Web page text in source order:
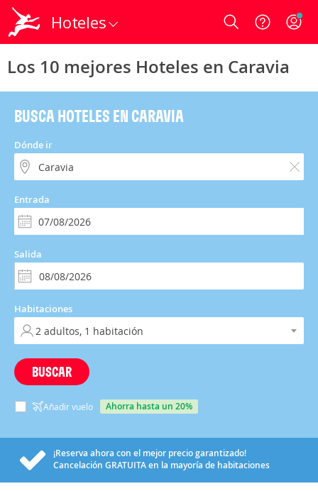
Hoteles Login
Los 10 mejores Hoteles en Caravia
BUSCA HOTELES EN CARAVIA
Dónde ir
Entrada
Salida
Habitaciones
BUSCAR
Añadir vuelo ahorra hasta un 20%
¡Reserva ahora con el mejor precio garantizado!
Cancelación GRATUITAen la mayoría de habitaciones